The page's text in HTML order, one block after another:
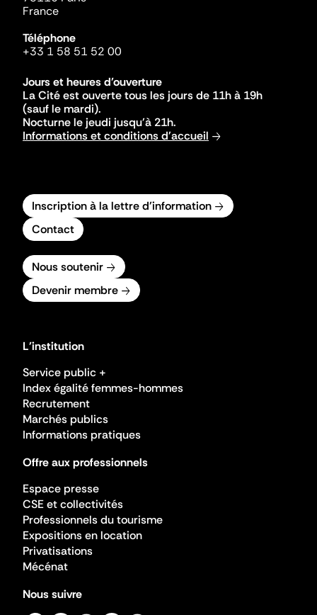
France
Téléphone
+33 1 58 51 52 00
Jours et heures d'ouverture
La Cité est ouverte tous les jours de 11h à 19h
(sauf le mardi).
Nocturne le jeudi jusqu'à 21h.
Informations et conditions d'accueil
Inscription à la lettre d'information
Contact
Nous soutenir
Devenir membre
L'institution
Service public +
Index égalité femmes-hommes
Recrutement
Marchés publics
Informations pratiques
Offre aux professionnels
Espace presse
CSE et collectivités
Professionnels du tourisme
Expositions en location
Privatisations
Mécénat
Nous suivre